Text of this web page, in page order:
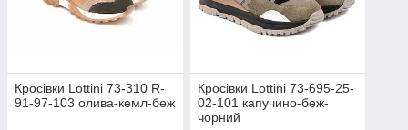
Кросівки Lottini 73-310 R-
91-97-103 олива-кемл-беж
Кросівки Lottini 73-695-25-
02-101 капучино-беж-
чорний